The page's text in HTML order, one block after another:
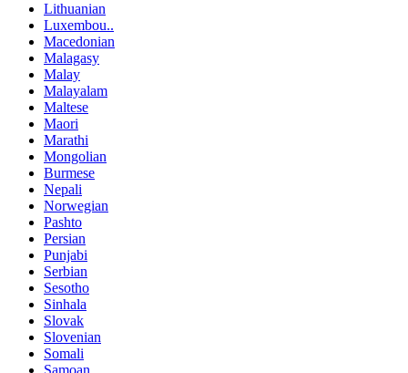
Lithuanian
Luxembou..
Macedonian
Malagasy
Malay
Malayalam
Maltese
Maori
Marathi
Mongolian
Burmese
Nepali
Norwegian
Pashto
Persian
Punjabi
Serbian
Sesotho
Sinhala
Slovak
Slovenian
Somali
Samoan